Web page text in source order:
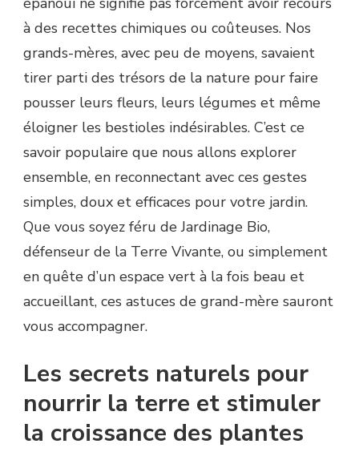
à des recettes chimiques ou coûteuses. Nos
grands-mères, avec peu de moyens, savaient
tirer parti des trésors de la nature pour faire
pousser leurs fleurs, leurs légumes et même
éloigner les bestioles indésirables. C’est ce
savoir populaire que nous allons explorer
ensemble, en reconnectant avec ces gestes
simples, doux et efficaces pour votre jardin.
Que vous soyez féru de Jardinage Bio,
défenseur de la Terre Vivante, ou simplement
en quête d’un espace vert à la fois beau et
accueillant, ces astuces de grand-mère sauront
vous accompagner.
Les secrets naturels pour
nourrir la terre et stimuler
la croissance des plantes